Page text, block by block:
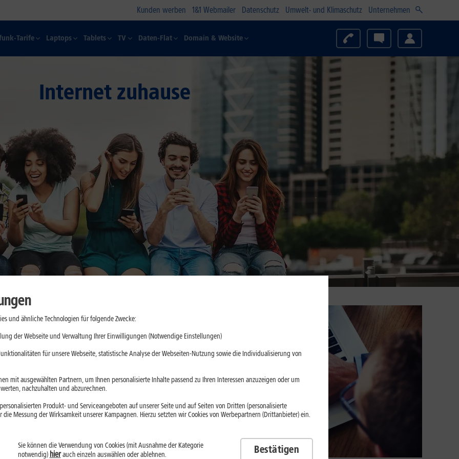
Kunden werben 1&1 Webmailer Datenschutz Umwelt- und Klimaschutz Unternehmen
Tarife Laptops Tablets TV Daten-Flat Domain & Website
Internet zuhause
nutzen:
greifen aber je
ein. Der
prüfst
und ähnliche Technologien für folgende Zwecke:
der Webseite und Verwaltung Ihrer Einwilligungen (Notwendige Einstellungen)
für unsere Webseite, statistische Analyse der Webseiten-Nutzung sowie die Individualisierung von
mit ausgewählten Partnern, um Ihnen personalisierte Inhalte passend zu Ihren Interessen anzuzeigen oder um
nachzuhalten und abzurechnen.
Produkt- und Serviceangeboten auf unserer Seite und auf Seiten von Dritten (personalisierte
Messung der Wirksamkeit unserer Kampagnen. Hierzu setzten wir Cookies von Werbepartnern (Drittanbieter) ein.
Sie können die Verwendung von Cookies (mit Ausnahme der Kategorie
notwendig) hierauch einzeln auswählen oder ablehnen. Bestätigen